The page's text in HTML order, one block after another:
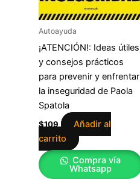
Autoayuda
¡ATENCIÓN!: Ideas útiles
y consejos prácticos
para prevenir y enfrentar
la inseguridad de Paola
Spatola
$109
Añadir al
carrito
Compra vía
Whatsapp